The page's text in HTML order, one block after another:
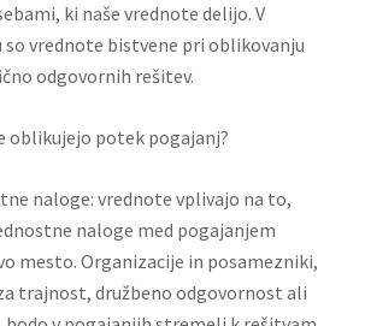
ki naše vrednote delijo. V
so vrednote bistvene pri oblikovanju
odgovornih rešitev.
oblikujejo potek pogajanj?
naloge: vrednote vplivajo na to,
naloge med pogajanjem
mesto. Organizacije in posamezniki,
trajnost, družbeno odgovornost ali